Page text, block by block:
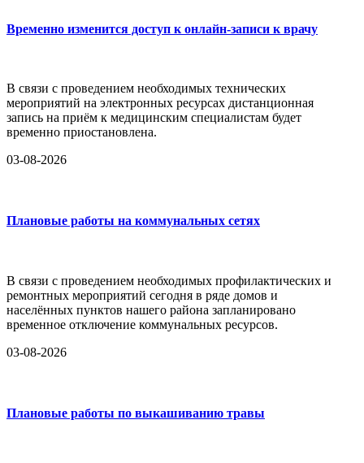
Временно изменится доступ к онлайн-записи к врачу
В связи с проведением необходимых технических
мероприятий на электронных ресурсах дистанционная
запись на приём к медицинским специалистам будет
временно приостановлена.
03-08-2026
Плановые работы на коммунальных сетях
В связи с проведением необходимых профилактических и
ремонтных мероприятий сегодня в ряде домов и
населённых пунктов нашего района запланировано
временное отключение коммунальных ресурсов.
03-08-2026
Плановые работы по выкашиванию травы